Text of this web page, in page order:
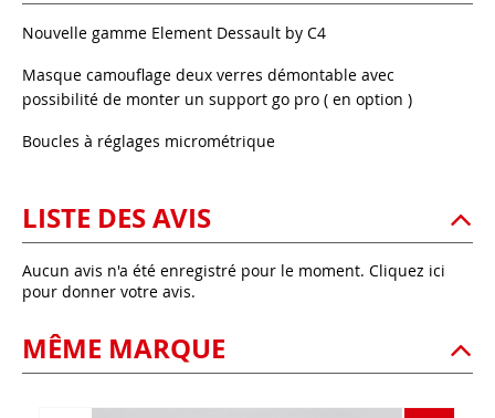
Nouvelle gamme Element Dessault by C4
Masque camouflage deux verres démontable avec
possibilité de monter un support go pro ( en option )
Boucles à réglages micrométrique
LISTE DES AVIS
Aucun avis n'a été enregistré pour le moment. Cliquez ici
pour donner votre avis.
MÊME MARQUE